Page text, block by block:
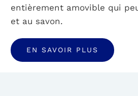
entièrement amovible qui
et au savon.
EN SAVOIR PLUS